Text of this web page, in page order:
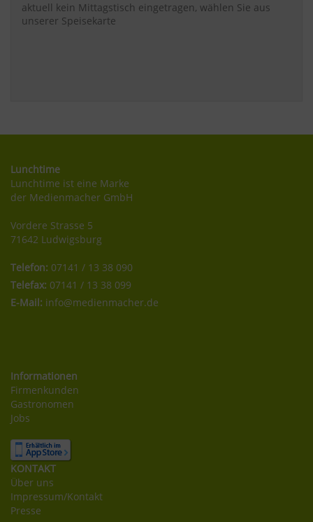
aktuell kein Mittagstisch eingetragen, wählen Sie aus
unserer Speisekarte
Lunchtime
Lunchtime ist eine Marke
der Medienmacher GmbH
Vordere Strasse 5
71642 Ludwigsburg
Telefon: 07141 / 13 38 090
Telefax: 07141 / 13 38 099
E-Mail: info@medienmacher.de
Informationen
Firmenkunden
Gastronomen
Jobs
KONTAKT
Über uns
Impressum/Kontakt
Presse